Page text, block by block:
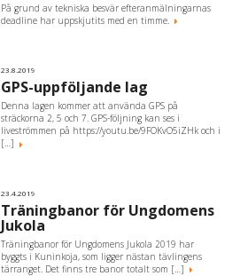
På grund av tekniska besvär efteranmälningarnas
deadline har uppskjutits med en timme.
23.8.2019
GPS-uppföljande lag
Denna lagen kommer att använda GPS på
sträckorna 2, 5 och 7. GPS-följning kan ses i
liveströmmen på https://youtu.be/9FOKvO5iZHk och i
[…]
23.4.2019
Träningbanor för Ungdomens
Jukola
Träningbanor för Ungdomens Jukola 2019 har
byggts i Kuninkoja, som ligger nästan tävlingens
tärranget. Det finns tre banor totalt som […]